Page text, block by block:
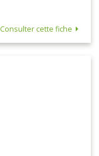
Consulter cette fiche